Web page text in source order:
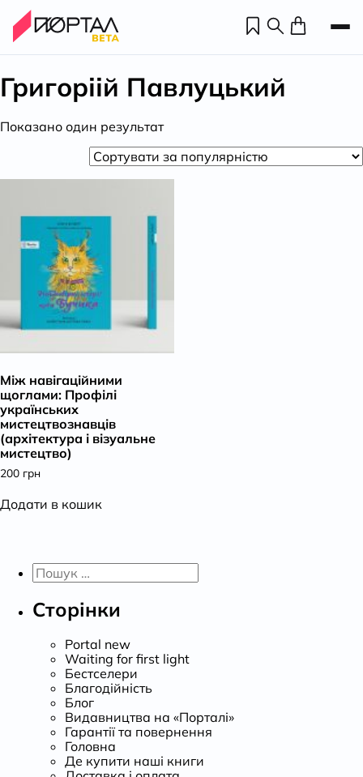
Григоріій Павлуцький
Показано один результат
Між навігаційними
щоглами: Профілі
українських
мистецтвознавців
(архітектура і візуальне
мистецтво)
200 грн
Додати в кошик
Пошук:
Сторінки
Portal new
Waiting for first light
Бестселери
Благодійність
Блог
Видавництва на «Порталі»
Гарантії та повернення
Головна
Де купити наші книги